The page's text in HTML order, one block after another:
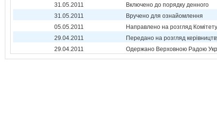
31.05.2011
Включено до порядку денного
31.05.2011
Вручено для ознайомлення
05.05.2011
Направлено на розгляд Комітету
29.04.2011
Передано на розгляд
29.04.2011
Одержано Верховною Радою